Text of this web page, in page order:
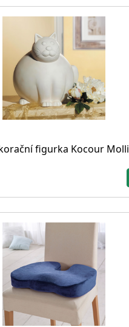
figurka Kocour Molli